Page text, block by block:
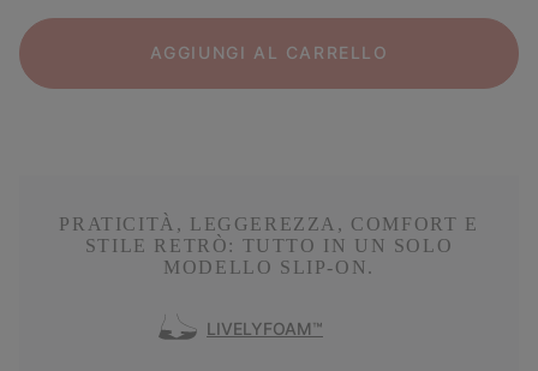
AGGIUNGI AL CARRELLO
PRATICITÀ, LEGGEREZZA, COMFORT E
STILE RETRÒ: TUTTO IN UN SOLO
MODELLO SLIP-ON.
LIVELYFOAM™